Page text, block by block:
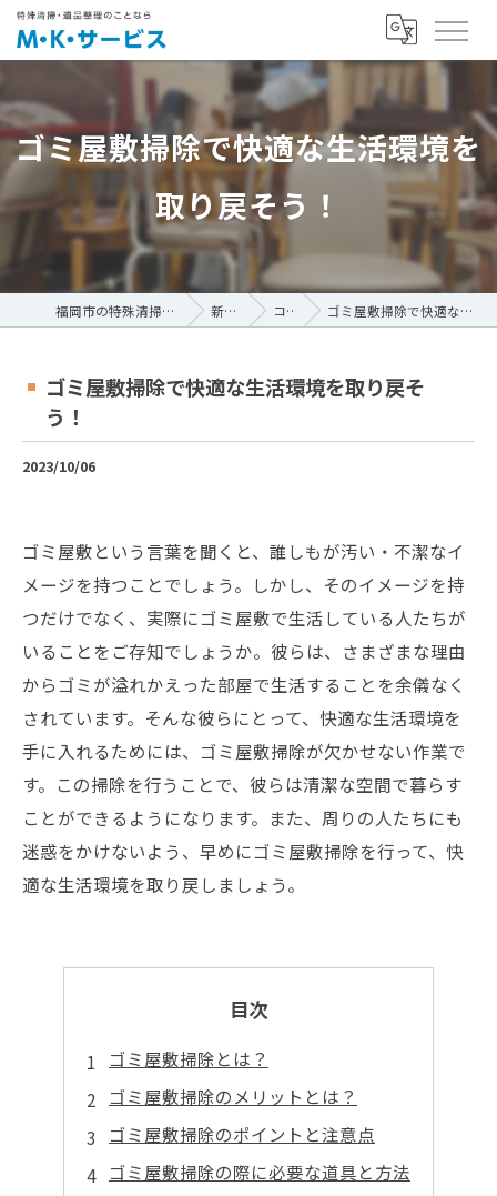
ゴミ屋敷掃除で快適な生活環境を
取り戻そう！
福岡市の特殊清掃ならM・K・サービス 新着情報 コラム ゴミ屋敷掃除で快適な生活環境を取り戻そう！
ゴミ屋敷掃除で快適な生活環境を取り戻そ
う！
2023/10/06
ゴミ屋敷という言葉を聞くと、誰しもが汚い・不潔なイ
メージを持つことでしょう。しかし、そのイメージを持
つだけでなく、実際にゴミ屋敷で生活している人たちが
いることをご存知でしょうか。彼らは、さまざまな理由
からゴミが溢れかえった部屋で生活することを余儀なく
されています。そんな彼らにとって、快適な生活環境を
手に入れるためには、ゴミ屋敷掃除が欠かせない作業で
す。この掃除を行うことで、彼らは清潔な空間で暮らす
ことができるようになります。また、周りの人たちにも
迷惑をかけないよう、早めにゴミ屋敷掃除を行って、快
適な生活環境を取り戻しましょう。
目次
ゴミ屋敷掃除とは？
ゴミ屋敷掃除のメリットとは？
ゴミ屋敷掃除のポイントと注意点
ゴミ屋敷掃除の際に必要な道具と方法